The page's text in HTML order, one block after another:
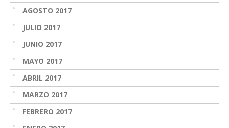
AGOSTO 2017
JULIO 2017
JUNIO 2017
MAYO 2017
ABRIL 2017
MARZO 2017
FEBRERO 2017